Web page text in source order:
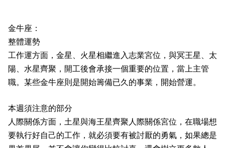
金牛座：
整體運勢
工作運方面，金星、火星相繼進入志業宮位，與冥王星、太
陽、水星齊聚，開工後會承接一個重要的位置，當上主管
職。某些金牛座則是開始籌備已久的事業，開始營運。
本週須注意的部分
人際關係方面，土星與海王星齊聚人際關係宮位，在職場想
要執行好自己的工作，就必須要有被討厭的勇氣，如果總是